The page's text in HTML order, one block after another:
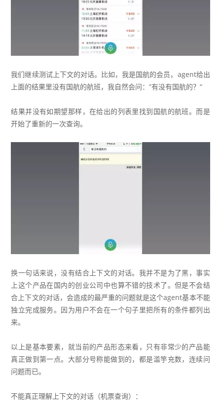
我们继续测试上下文的对话。比如，我是国航的会员，agent给出
上面的结果里没有国航的航班，我自然会问：”有没有国航的？“
结果并没有如期望那样，在给出的列表里找到国航的航班。而是
开始了重新的一次查询。
换一句话来说，没有结合上下文的对话。我并不是为了黑，事实
上这个产品在国内的创业公司中也算不错的技术了。但是不会结
合上下文的对话，会造成的最严重的问题就是这个agent基本不能
独立完成服务。因为用户不会在一个句子里把所有的条件都列出
来。
以上是基本要素，就当前的产品形态来看，只有非常少的产品能
真正做到第一点。大部分号称能做到的，都是滥竽充数，连续问
问题而已。
不能真正理解上下文的对话（机票查询）：